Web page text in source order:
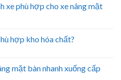
xe phù hợp cho xe nâng mặt
hợp kho hóa chất?
mặt bàn nhanh xuống cấp